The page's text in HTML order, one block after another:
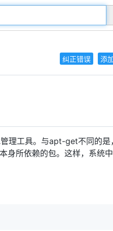
纠正错误 添
理工具。与apt-get不同的是，
身所依赖的包。这样，系统